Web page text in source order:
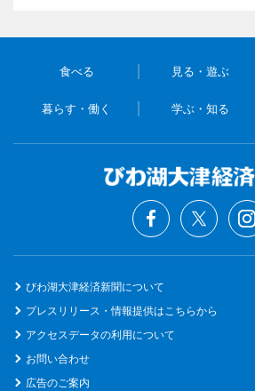
食べる 見る・遊ぶ
暮らす・働く 学ぶ・知る
びわ湖大津経済新聞について
プレスリリース・情報提供はこちらから
アクセスデータの利用について
お問い合わせ
広告のご案内